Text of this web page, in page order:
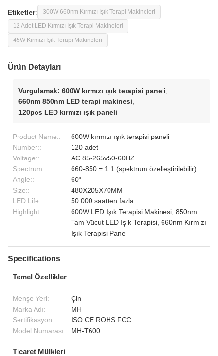
Etiketler: 300W 660nm Kırmızı Işık Terapi Makineleri
12 Adet LED Kırmızı Işık Terapi Makineleri
45W Kırmızı Işık Terapi Makineleri
Ürün Detayları
Vurgulamak: 600W kırmızı ışık terapisi paneli
660nm 850nm LED terapi makinesi
120pcs LED kırmızı ışık paneli
Product Name::
600W kırmızı ışık terapisi paneli
Number::
120 adet
Voltage::
AC 85-265v50-60HZ
Spectrum::
660-850 = 1:1 (spektrum özelleştirilebilir)
Angle::
60°
Size::
480X205X70MM
LED Life::
50.000 saatten fazla
Highlight::
600W LED Işık Terapisi Makinesi, 850nm
Tam Vücut LED Işık Terapisi, 660nm Kırmızı
Işık Terapisi Pane
Specifications
Temel Özellikler
Menşe Yeri:
Çin
Marka Adı:
MH
Sertifikasyon:
ISO CE ROHS FCC
Model Numarası:
MH-T600
Ticaret Mülkleri